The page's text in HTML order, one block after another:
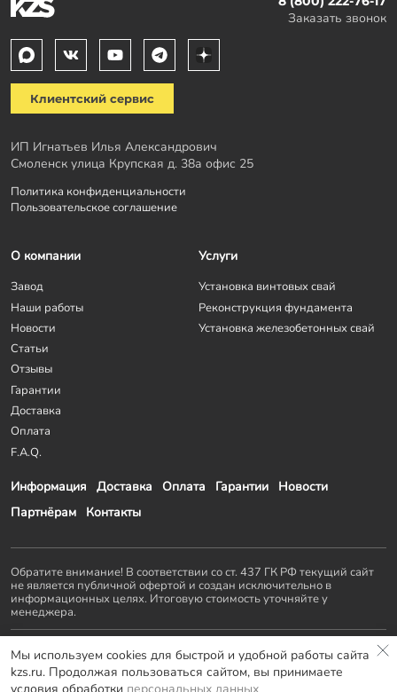
Заказать звонок
Клиентский сервис
ИП Игнатьев Илья Александрович
Смоленск улица Крупская д. 38а офис 25
Политика конфиденциальности
Пользовательское соглашение
Информация Доставка Оплата Гарантии
Новости
Партнёрам
Контакты
О компании
Завод
Наши работы
Новости
Статьи
Отзывы
Гарантии
Доставка
Оплата
F.A.Q.
Услуги
Установка винтовых свай
Реконструкция фундамента
Установка железобетонных свай
Обратите внимание! В соответствии со ст. 437 ГК РФ текущий сайт
не является публичной офертой и создан исключительно в
информационных целях. Итоговую стоимость уточняйте у
менеджера.
Остальные проекты KZS GROUP
Домостроение
Заборы и ворота Септики
Террасы
Мебель LOFT
Мы используем cookies для быстрой и удобной работы сайта
kzs.ru. Продолжая пользоваться сайтом, вы принимаете